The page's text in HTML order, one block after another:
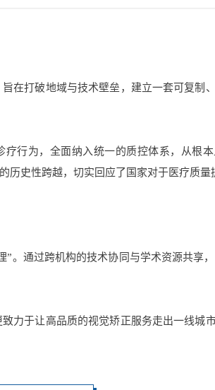
在打破地域与技术壁垒，建立一套可复制
行为，全面纳入统一的质控体系，从根
历史性跨越，切实回应了国家对于医疗质量
。通过跨机构的技术协同与学术资源共享
力于让高品质的视觉矫正服务走出一线城